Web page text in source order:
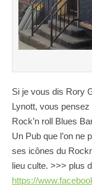
Si je vous dis Rory
Lynott, vous
Rock’n roll Blues
Un Pub que l’on ne
ses icônes du
lieu culte. >>> plus
https://